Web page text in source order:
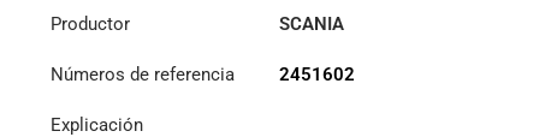
Productor
SCANIA
Números de referencia 2451602
Explicación